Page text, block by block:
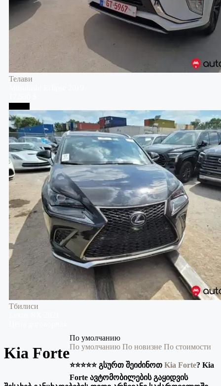
Телави
Тбилиси
Kia Forte
По умолчанию
По умолчанию По новизне По стоимости
⭐️⭐️⭐️⭐️⭐️ გსურთ შეიძინოთ Kia Forte? Kia
Forte ავტომობილების გაყიდვის